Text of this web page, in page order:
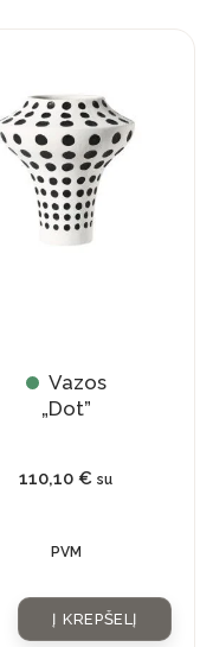
Vazos
„Dot”
110,10€ su
PVM
Į KREPŠELĮ